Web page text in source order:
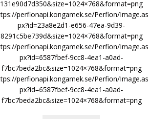
131e90d7d350&size=1024×768&format=png
perfionapi.kongamek.se/Perfion/Image.as
px?id=23a8e2d1-e656-47ea-9d39-
8291c5be739d&size=1024×768&format=png
perfionapi.kongamek.se/Perfion/Image.as
px?id=6587fbef-9cc8-4ea1-a0ad-
f7bc7beda2bc&size=1024×768&format=png
perfionapi.kongamek.se/Perfion/Image.as
px?id=6587fbef-9cc8-4ea1-a0ad-
f7bc7beda2bc&size=1024×768&format=png